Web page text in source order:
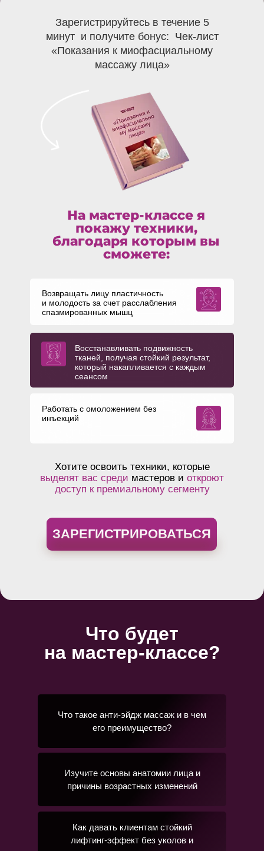
Зарегистрируйтесь в течение 5
минут и получите бонус: Чек-лист
«Показания к миофасциальному
массажу лица»
Работать с омоложением без
инъекций
Восстанавливать подвижность
тканей, получая стойкий результат,
который накапливается с каждым
сеансом
Возвращать лицу пластичность
и молодость за счет расслабления
спазмированных мышц
На мастер-классе я
покажу техники,
благодаря которым вы
сможете:
Хотите освоить техники, которые
выделят вас среди мастеров и откроют
доступ к премиальному сегменту
ЗАРЕГИСТРИРОВАТЬСЯ
Как давать клиентам стойкий
лифтинг-эффект без уколов и
Изучите основы анатомии лица и
причины возрастных изменений
Что такое анти-эйдж массаж и в чем
его преимущество?
Что будет
на мастер-классе?